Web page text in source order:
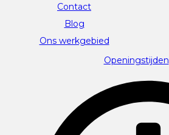
Contact
Blog
Ons werkgebied
Openingstijden